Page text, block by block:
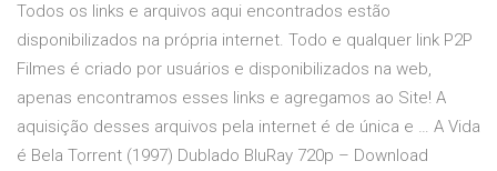
Todos os links e arquivos aqui encontrados estão
disponibilizados na própria internet. Todo e qualquer link P2P
Filmes é criado por usuários e disponibilizados na web,
apenas encontramos esses links e agregamos ao Site! A
aquisição desses arquivos pela internet é de única e … A Vida
é Bela Torrent (1997) Dublado BluRay 720p – Download